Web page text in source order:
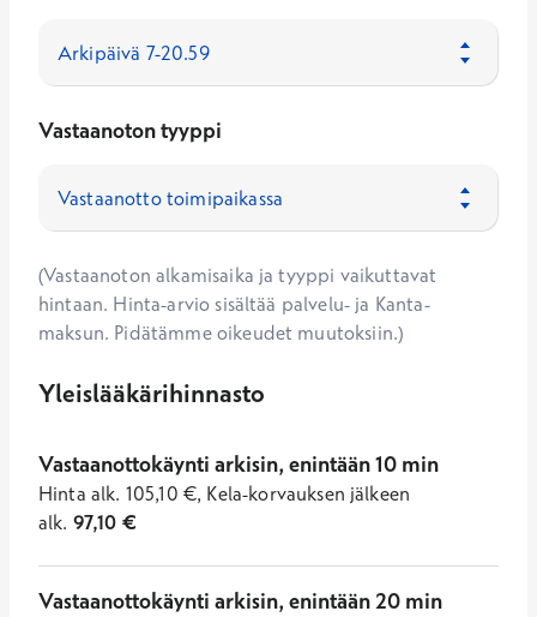
Vastaanoton tyyppi
(Vastaanoton alkamisaika ja tyyppi vaikuttavat
hintaan. Hinta-arvio sisältää palvelu- ja Kanta-
maksun. Pidätämme oikeudet muutoksiin.)
Yleislääkärihinnasto
Vastaanottokäynti arkisin, enintään 10 min
Hinta alk. 105,10 €, Kela-korvauksen jälkeen
alk. 97,10 €
Vastaanottokäynti arkisin, enintään 20 min